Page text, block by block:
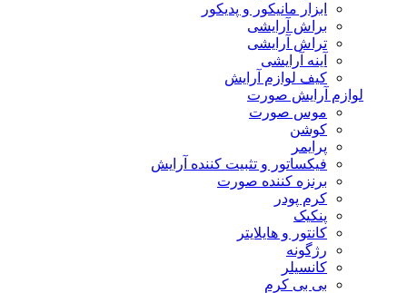
ابزار مانیکور و پدیکور
براش آرایشی
تراش آرایشی
آینه آرایشی
کیف لوازم آرایش
لوازم آرایش صورت
موس صورت
کوشن
پرایمر
فیکساتور و تثبیت کننده آرایش
برنزه کننده صورت
کرم پودر
پنکیک
کانتور و هایلایتر
رژگونه
کانسیلر
بی بی کرم